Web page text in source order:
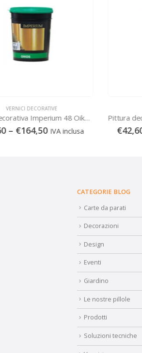
Pittura decorativa Imperium 48 Oikos – IMP48
€42,60–€164,50 IVA
CATEGORIE BLOG
Carte da parati
Decorazioni
Design
Eventi
Giardino
Le nostre pillole
Prodotti
Soluzioni tecniche